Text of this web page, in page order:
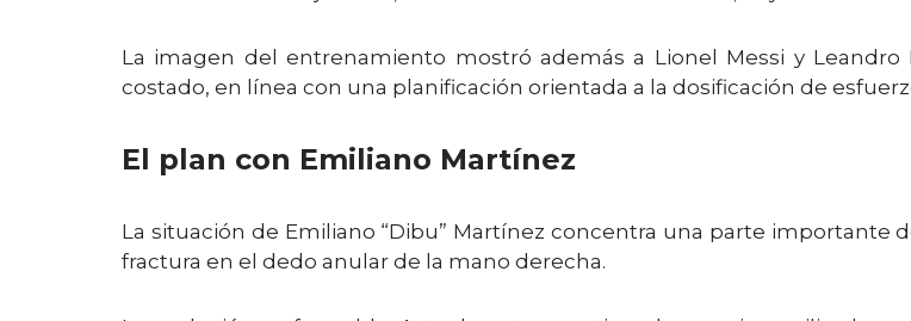
La imagen del entrenamiento mostró además a Lionel Messi y
costado, en línea con una planificación orientada a la dosificación de
El plan con Emiliano Martínez
La situación de Emiliano “Dibu” Martínez concentra una parte importante
fractura en el dedo anular de la mano derecha.